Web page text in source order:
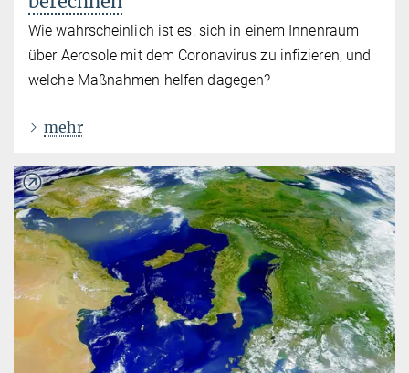
Wie wahrscheinlich ist es, sich in einem Innenraum
über Aerosole mit dem Coronavirus zu infizieren, und
welche Maßnahmen helfen dagegen?
mehr